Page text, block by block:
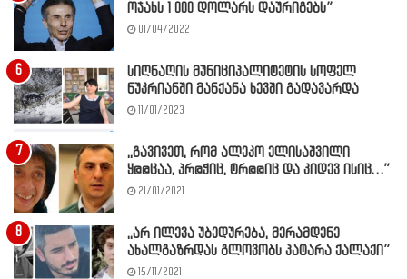
ოჯახს 1 000 დოლარს დაურიგებს”
01/04/2022
სიღნაღის მუნიციპალიტეტის სოფელ
ნუკრიანში მანქანა ხევში გადავარდა
11/01/2023
,,გავივეთ, რომ ალეკო ელისაშვილი
ყ@@ცაა, პრ@ჭიც, ტრ@@იც და კიდევ ისიც…”
21/01/2021
,,არ ილევა უბედურება, მერამდენე
ახალგაზრდას გლოვობს პატარა ქალაქი”
15/11/2021